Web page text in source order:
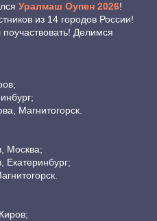
Уралмаш Оупен 2026!
из 14 городов России!
Делимся
Магнитогорск.
Москва;
Екатеринбург;